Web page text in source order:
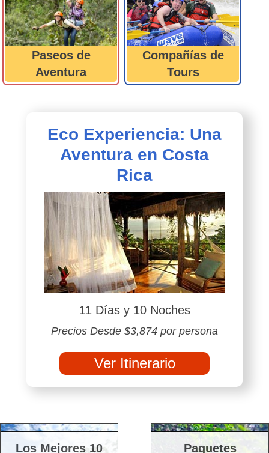
Paseos de
Aventura
Compañías de
Tours
Eco Experiencia: Una
Aventura en Costa
Rica
11 Días y 10 Noches
Precios Desde $3,874 por persona
Ver Itinerario
Los Mejores 10 Paquetes